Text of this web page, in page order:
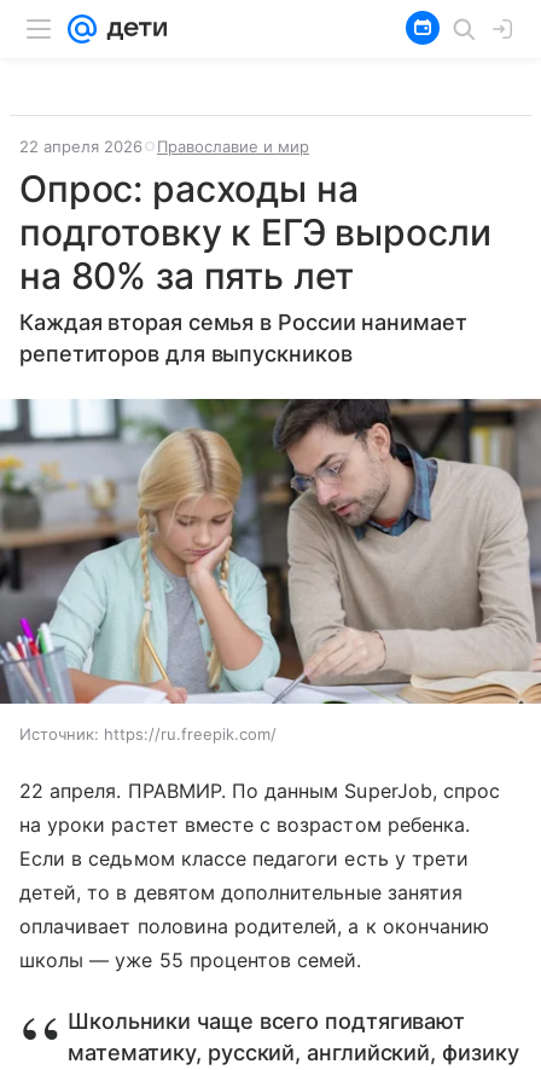
22 апреля 2026 Православие и мир
Опрос: расходы на
подготовку к ЕГЭ выросли
на 80% за пять лет
Каждая вторая семья в России нанимает
репетиторов для выпускников
Источник: https://ru.freepik.com/
22 апреля. ПРАВМИР. По данным SuperJob, спрос
на уроки растет вместе с возрастом ребенка.
Если в седьмом классе педагоги есть у трети
детей, то в девятом дополнительные занятия
оплачивает половина родителей, а к окончанию
школы — уже 55 процентов семей.
Школьники чаще всего подтягивают
математику, русский, английский, физику